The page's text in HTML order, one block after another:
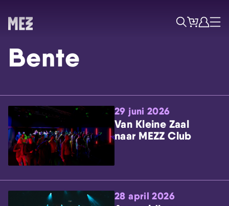
Skip navigatie
ZoekTicketsAccount
Menu
Bente
29 juni 2026
Van Kleine Zaal
naar MEZZ Club
28 april 2026